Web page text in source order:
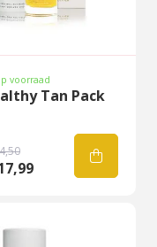
voorraad
Tan Pack